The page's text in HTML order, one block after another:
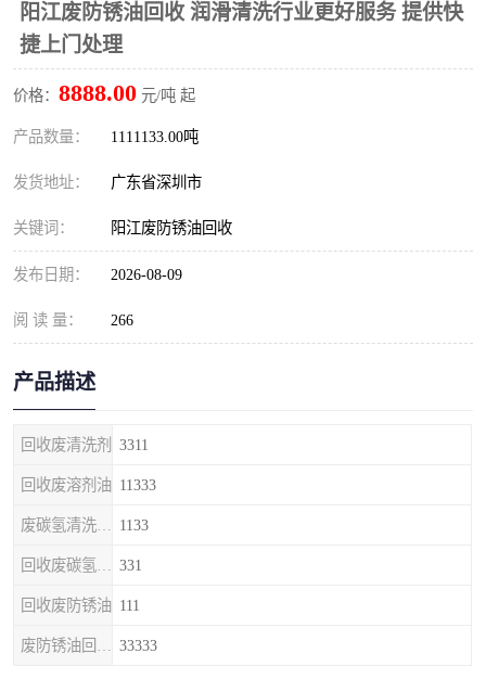
阳江废防锈油回收 润滑清洗行业更好服务 提供快
捷上门处理
价格： 8888.00 元/吨 起
产品数量： 1111133.00吨
发货地址： 广东省深圳市
关键词： 阳江废防锈油回收
发布日期： 2026-08-09
阅 读 量： 266
产品描述
回收废清洗剂 3311
回收废溶剂油 11333
1133
331
回收废防锈油 111
33333